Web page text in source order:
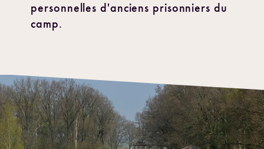
personnelles d'anciens prisonniers du
camp.